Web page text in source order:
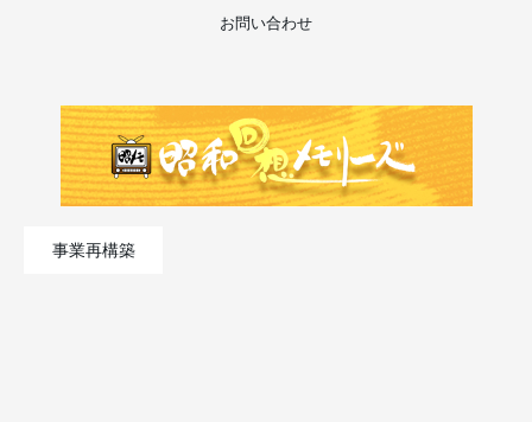
お問い合わせ
事業再構築